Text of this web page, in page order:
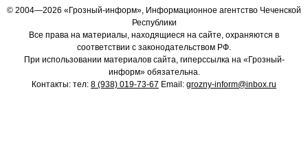
© 2004—2026 «Грозный-информ», Информационное агентство Чеченской
Республики
Все права на материалы, находящиеся на сайте, охраняются в
соответствии с законодательством РФ.
При использовании материалов сайта, гиперссылка на «Грозный-
информ» обязательна.
Контакты: тел: 8 (938) 019-73-67 Email: grozny-inform@inbox.ru